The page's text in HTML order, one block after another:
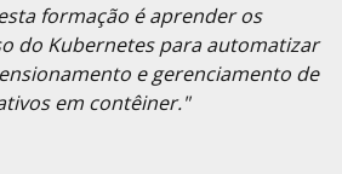
formação é aprender os
do Kubernetes para automatizar
e gerenciamento de
em contêiner."